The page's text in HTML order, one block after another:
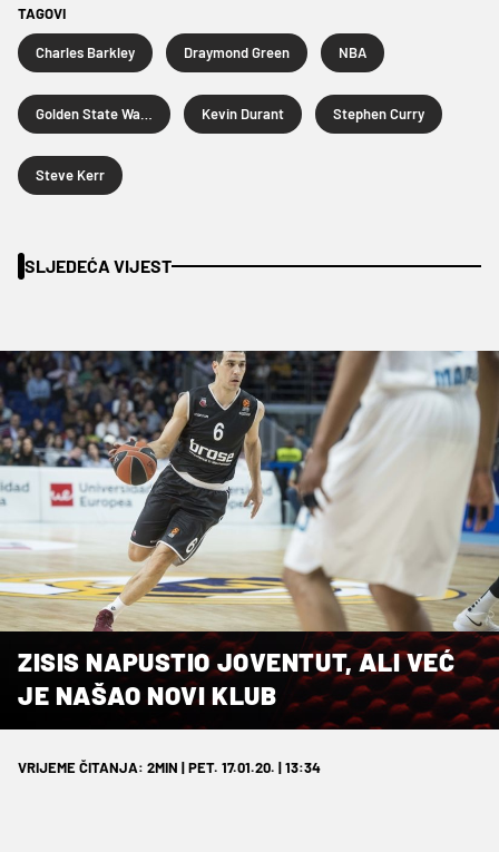
TAGOVI
Charles Barkley Draymond Green NBA
Kevin Durant Stephen Curry
Steve Kerr
SLJEDEĆA VIJEST
ZISIS NAPUSTIO JOVENTUT, ALI VEĆ
JE NAŠAO NOVI KLUB
VRIJEME ČITANJA: 2MIN | PET. 17.01.20. | 13:34